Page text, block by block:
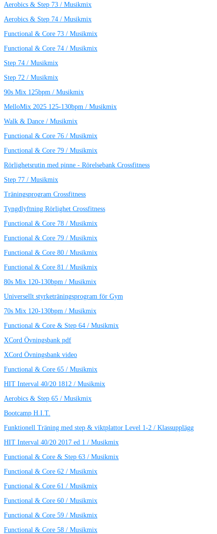
Aerobics & Step 73 / Musikmix
Aerobics & Step 74 / Musikmix
Functional & Core 73 / Musikmix
Functional & Core 74 / Musikmix
Step 74 / Musikmix
Step 72 / Musikmix
90s Mix 125bpm / Musikmix
MelloMix 2025 125-130bpm / Musikmix
Walk & Dance / Musikmix
Functional & Core 76 / Musikmix
Functional & Core 79 / Musikmix
Rörlighetsrutin med pinne - Rörelsebank Crossfitness
Step 77 / Musikmix
Träningsprogram Crossfitness
Tyngdlyftning Rörlighet Crossfitness
Functional & Core 78 / Musikmix
Functional & Core 79 / Musikmix
Functional & Core 80 / Musikmix
Functional & Core 81 / Musikmix
80s Mix 120-130bpm / Musikmix
Universellt styrketräningsprogram för Gym
70s Mix 120-130bpm / Musikmix
Functional & Core & Step 64 / Musikmix
XCord Övningsbank pdf
XCord Övningsbank video
Functional & Core 65 / Musikmix
HIT Interval 40/20 1812 / Musikmix
Aerobics & Step 65 / Musikmix
Bootcamp H.I.T.
Funktionell Träning med step & viktplattor Level 1-2 / Klassupplägg
HIT Interval 40/20 2017 ed 1 / Musikmix
Functional & Core & Step 63 / Musikmix
Functional & Core 62 / Musikmix
Functional & Core 61 / Musikmix
Functional & Core 60 / Musikmix
Functional & Core 59 / Musikmix
Functional & Core 58 / Musikmix